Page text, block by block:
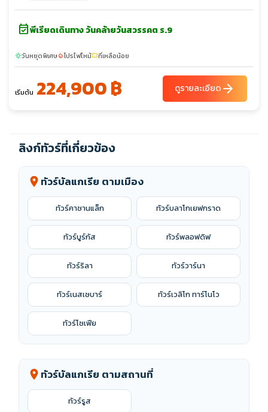
ที่ห้าง NK - ชมเมืองซิกทูน่า
event_availableพีเรียดเดินทาง วันคล้ายวันสวรรคต ร.9
sunnyวันหยุดพิเศษlocal_fire_departmentโปรไฟไหม้confirmation_numberที่เหลือน้อย
เริ่มต้น 224,900 ฿ ดูรายละเอียดarrow_forward
ลิงก์ทัวร์ที่เกี่ยวข้อง
location_on ทัวร์บัลแกเรีย ตามเมือง
ทัวร์คาซานแล็ก ทัวร์บลาโกเยฟกราด
ทัวร์บูร์กัส ทัวร์พลอฟดิฟ
ทัวร์ริลา ทัวร์วาร์นา
ทัวร์เนสเซบาร์ ทัวร์เวลิโก ทาร์โนโว
ทัวร์โซเฟีย
location_on ทัวร์บัลแกเรีย ตามสถานที่
ทัวร์รูส